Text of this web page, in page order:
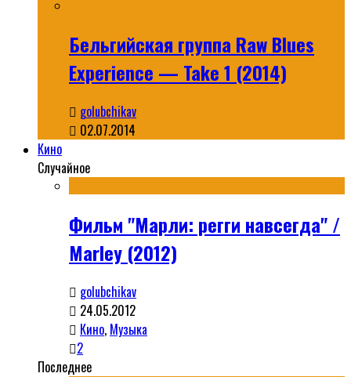
Бельгийская группа Raw Blues
Experience — Take 1 (2014)
golubchikav
02.07.2014
Кино
Случайное
Фильм "Марли: регги навсегда" /
Marley (2012)
golubchikav
24.05.2012
Кино, Музыка
2
Последнее